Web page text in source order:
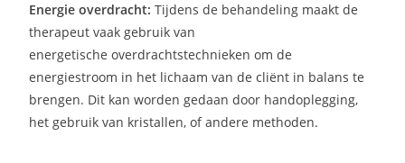
Energie overdracht: Tijdens de behandeling maakt de
therapeut vaak gebruik van
energetische overdrachtstechnieken om de
energiestroom in het lichaam van de cliënt in balans te
brengen. Dit kan worden gedaan door handoplegging,
het gebruik van kristallen, of andere methoden.